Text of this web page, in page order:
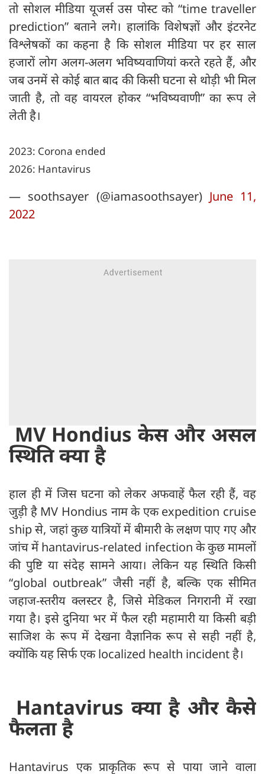
तो सोशल मीडिया यूजर्स उस पोस्ट को “time traveller
prediction” बताने लगे। हालांकि विशेषज्ञों और इंटरनेट
विश्लेषकों का कहना है कि सोशल मीडिया पर हर साल
हजारों लोग अलग-अलग भविष्यवाणियां करते रहते हैं, और
जब उनमें से कोई बात बाद की किसी घटना से थोड़ी भी मिल
जाती है, तो वह वायरल होकर “भविष्यवाणी” का रूप ले
लेती है।
2023: Corona ended
2026: Hantavirus
— soothsayer (@iamasoothsayer) June 11,
2022
MV Hondius केस और असल
स्थिति क्या है
हाल ही में जिस घटना को लेकर अफवाहें फैल रही हैं, वह
जुड़ी है MV Hondius नाम के एक expedition cruise
ship से, जहां कुछ यात्रियों में बीमारी के लक्षण पाए गए और
जांच में hantavirus-related infection के कुछ मामलों
की पुष्टि या संदेह सामने आया। लेकिन यह स्थिति किसी
“global outbreak” जैसी नहीं है, बल्कि एक सीमित
जहाज-स्तरीय क्लस्टर है, जिसे मेडिकल निगरानी में रखा
गया है। इसे दुनिया भर में फैल रही महामारी या किसी बड़ी
साजिश के रूप में देखना वैज्ञानिक रूप से सही नहीं है,
क्योंकि यह सिर्फ एक localized health incident है।
Hantavirus क्या है और कैसे
फैलता है
Hantavirus एक प्राकृतिक रूप से पाया जाने वाला